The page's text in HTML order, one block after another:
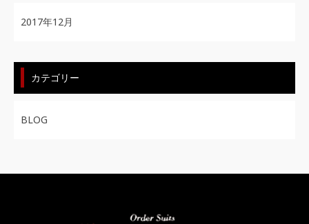
2017年12月
カテゴリー
BLOG